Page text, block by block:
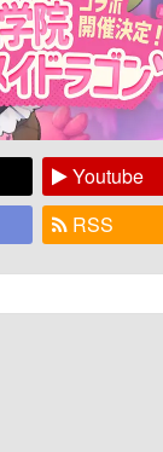
Youtube
RSS